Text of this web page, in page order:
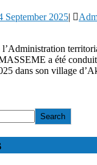
September 2025
a été conduit
dans son village
Search